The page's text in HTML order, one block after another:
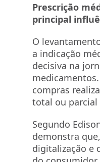
Prescrição
principal
O
a indicação
decisiva na
medicamentos.
compras
total ou parcial
Segundo
demonstra
digitalização e